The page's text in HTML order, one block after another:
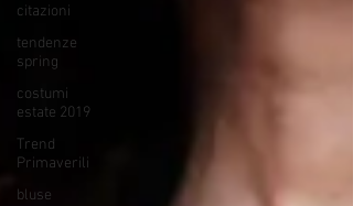
citazioni
tendenze
spring
costumi
estate 2019
Trend
Primaverili
bluse